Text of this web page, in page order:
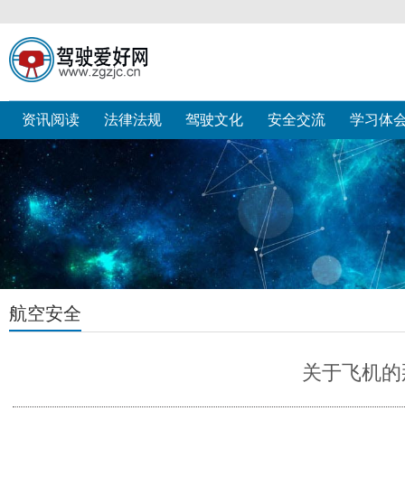
资讯阅读 法律法规 驾驶文化 安全交流 学习体
航空安全
关于飞机